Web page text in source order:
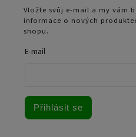
Vložte svůj e-mail a my vám
informace o nových
shopu.
E-mail
Přihlásit se